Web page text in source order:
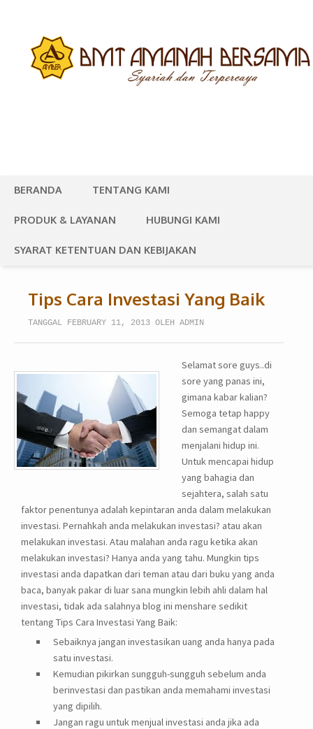
BERANDA TENTANG KAMI
PRODUK & LAYANAN HUBUNGI KAMI
SYARAT KETENTUAN DAN KEBIJAKAN
Tips Cara Investasi Yang Baik
TANGGAL FEBRUARY 11, 2013 OLEH ADMIN
Selamat sore guys..di
sore yang panas ini,
gimana kabar kalian?
Semoga tetap happy
dan semangat dalam
menjalani hidup ini.
Untuk mencapai hidup
yang bahagia dan
sejahtera, salah satu
faktor penentunya adalah kepintaran anda dalam melakukan
investasi. Pernahkah anda melakukan investasi? atau akan
melakukan investasi. Atau malahan anda ragu ketika akan
melakukan investasi? Hanya anda yang tahu. Mungkin tips
investasi anda dapatkan dari teman atau dari buku yang anda
baca, banyak pakar di luar sana mungkin lebih ahli dalam hal
investasi, tidak ada salahnya blog ini menshare sedikit
tentang Tips Cara Investasi Yang Baik:
Sebaiknya jangan investasikan uang anda hanya pada
satu investasi.
Kemudian pikirkan sungguh-sungguh sebelum anda
berinvestasi dan pastikan anda memahami investasi
yang dipilih.
Jangan ragu untuk menjual investasi anda jika ada